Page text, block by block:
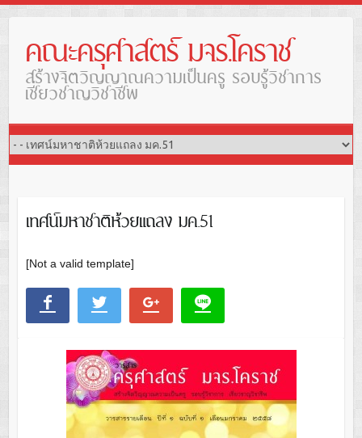
คณะครุศาสตร์ มจร.โคราช
สร้างจิตวิญญาณความเป็นครู รอบรู้วิชาการ
เชี่ยวชาญวิชาชีพ
เทศน์มหาชาติห้วยแถลง มค.51
[Not a valid template]